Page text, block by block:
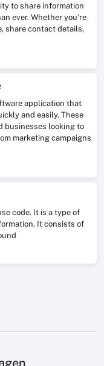
to share information
ever. Whether you’re
share contact details,
application that
and easily. These
businesses looking to
marketing campaigns
code. It is a type of
It consists of